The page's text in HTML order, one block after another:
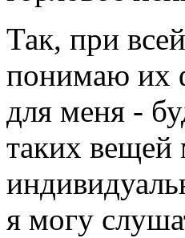
Так, при
понимаю их
для меня -
таких вещей
я могу